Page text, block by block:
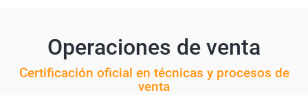
Operaciones de venta
Certificación oficial en técnicas y procesos de
venta